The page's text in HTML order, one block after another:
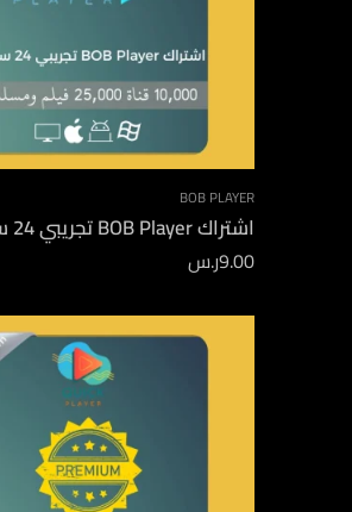
BOB PLAYER
اشتراك BOB Player تجريبي 24 ساعة
9.00ر.س